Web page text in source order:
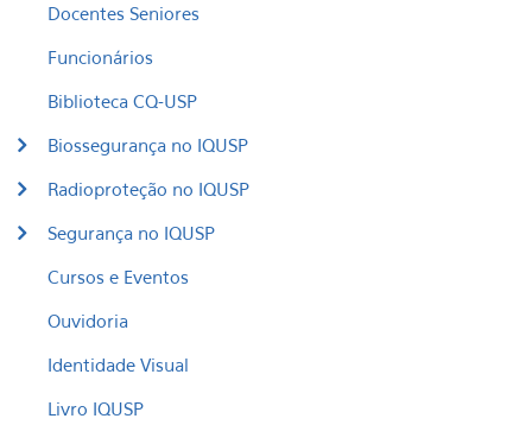
Docentes Seniores
Funcionários
Biblioteca CQ-USP
Biossegurança no IQUSP
Radioproteção no IQUSP
Segurança no IQUSP
Cursos e Eventos
Ouvidoria
Identidade Visual
Livro IQUSP